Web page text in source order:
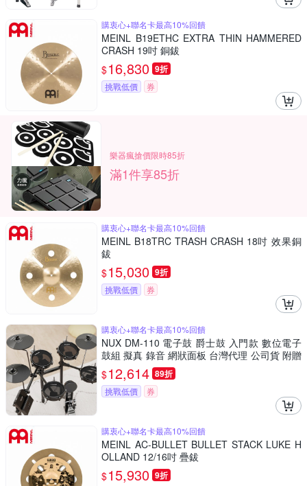
購衷心+聯名卡最高10%回饋
MEINL B19ETHC EXTRA THIN HAMMERED
CRASH 19吋 銅鈸
$16,830 9折
挑戰低價 券
樂器瘋搶價限時85折
滿1件享85折
購衷心+聯名卡最高10%回饋
MEINL B18TRC TRASH CRASH 18吋 效果銅
鈸
$15,030 9折
挑戰低價 券
購衷心+聯名卡最高10%回饋
NUX DM-110 電子鼓 爵士鼓 入門款 數位電子
鼓組 擬真 錄音 網狀面板 台灣代理 公司貨 附贈
鼓毯 鼓棒
$12,614 89折
挑戰低價 券
購衷心+聯名卡最高10%回饋
MEINL AC-BULLET BULLET STACK LUKE H
OLLAND 12/16吋 疊鈸
$15,930 9折